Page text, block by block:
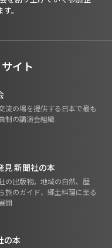
。
イト
流の場を提供する日本で最も
制の講演会組織
見 新聞社の本
の出版物。地域の自然、歴
旅のガイド、郷土料理に至る
開
の本